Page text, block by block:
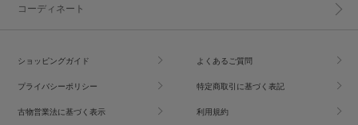
コーディネート
ショッピングガイド よくあるご質問
プライバシーポリシー 特定商取引に基づく表記
古物営業法に基づく表示 利用規約